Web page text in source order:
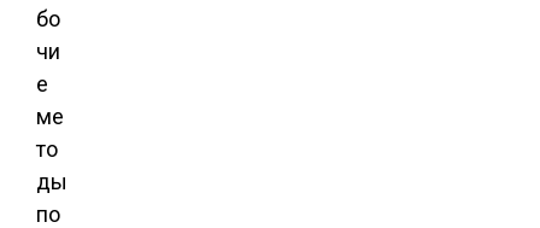
бо
чи
е
ме
то
ды
по